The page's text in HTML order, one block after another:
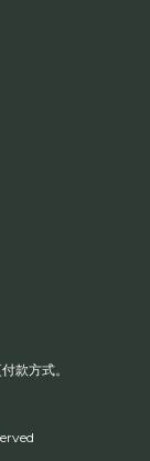
款方式。